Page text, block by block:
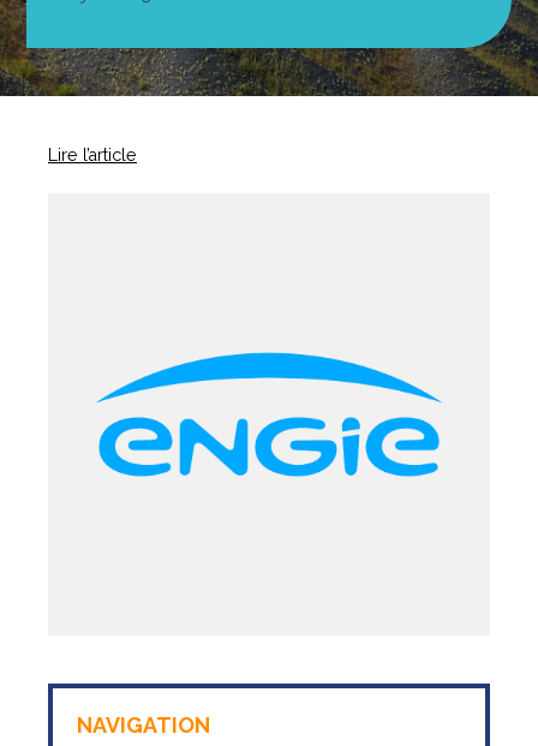
Lire l’article
NAVIGATION